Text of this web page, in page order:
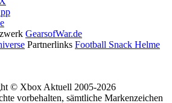
GearsofWar.de
Partnerlinks Football Snack Helme
© Xbox Aktuell 2005-2026
vorbehalten, sämtliche Markenzeichen